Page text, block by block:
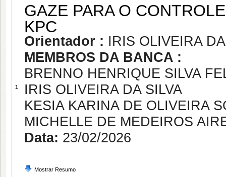
1
GAZE PARA O
KPC
Orientador : IRIS OLIVEIRA
MEMBROS DA BANCA :
BRENNO HENRIQUE SILVA
IRIS OLIVEIRA DA SILVA
KESIA KARINA DE OLIVEIRA
MICHELLE DE MEDEIROS
Data: 23/02/2026
Mostrar Resumo